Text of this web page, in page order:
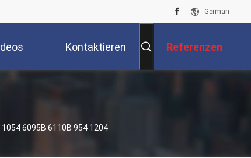
German
Kontaktieren Referenzen
6095B 6110B 954 1204